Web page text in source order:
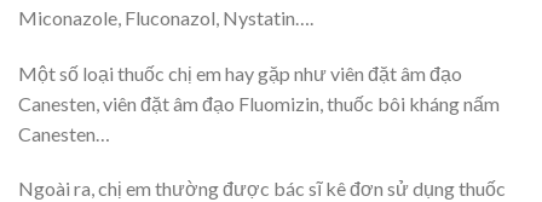
Miconazole, Fluconazol, Nystatin….
Một số loại thuốc chị em hay gặp như viên đặt âm đạo
Canesten, viên đặt âm đạo Fluomizin, thuốc bôi kháng nấm
Canesten…
Ngoài ra, chị em thường được bác sĩ kê đơn sử dụng thuốc